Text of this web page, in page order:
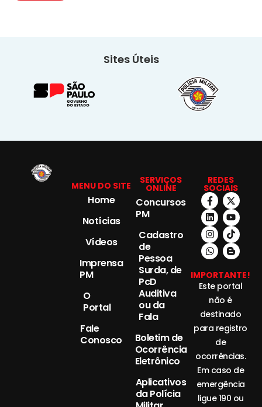
Sites Úteis
MENU DO SITE
Home
Notícias
Vídeos
Imprensa
PM
O
Portal
Fale
Conosco
SERVIÇOS
ONLINE
Concursos
PM
Cadastro
de
Pessoa
Surda, de
PcD
Auditiva
ou da
Fala
Boletim de
Ocorrência
Eletrônico
Aplicativos
da Polícia
REDES
SOCIAIS
IMPORTANTE!
Este portal
não é
destinado
para registro
de
ocorrências.
Em caso de
emergência
ligue 190 ou